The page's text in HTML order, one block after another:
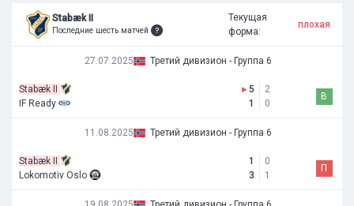
Stabæk II
Последние шесть матчей
Текущая
форма:
плохая
27.07.2025 Третий дивизион - Группа 6
Stabæk II
IF Ready
▸5
1
2
0
В
11.08.2025 Третий дивизион - Группа 6
Stabæk II
Lokomotiv Oslo
1
3
0
1
П